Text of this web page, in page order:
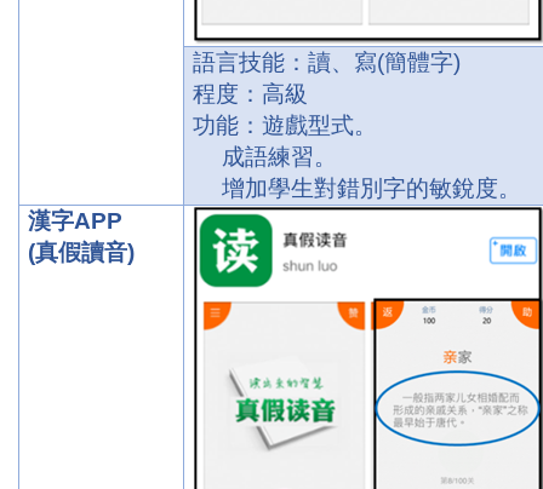
語言技能：讀、寫(簡體字)
程度：高級
功能：遊戲型式。
成語練習。
增加學生對錯別字的敏銳度。
漢字APP
(真假讀音)